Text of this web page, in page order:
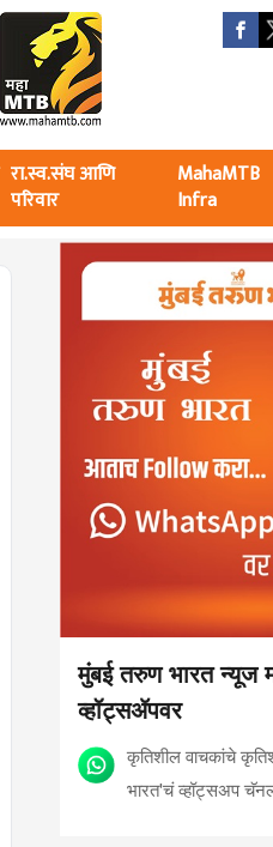
रा.स्व.संघ आणि
परिवार
MahaMTB
Infra
मुंबई तरुण भारत न्यूज
व्हॉट्सॲपवर
कृतिशील वाचकांचे
भारत'चं व्हॉट्सअप